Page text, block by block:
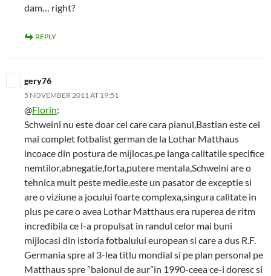
dam… right?
REPLY
gery76
5 NOVEMBER 2011 AT 19:51
@Florin:
Schweini nu este doar cel care cara pianul,Bastian este cel
mai complet fotbalist german de la Lothar Matthaus
incoace din postura de mijlocas,pe langa calitatile specifice
nemtilor,abnegatie,forta,putere mentala,Schweini are o
tehnica mult peste medie,este un pasator de exceptie si
are o viziune a jocului foarte complexa,singura calitate in
plus pe care o avea Lothar Matthaus era ruperea de ritm
incredibila ce l-a propulsat in randul celor mai buni
mijlocasi din istoria fotbalului european si care a dus R.F.
Germania spre al 3-lea titlu mondial si pe plan personal pe
Matthaus spre ”balonul de aur”in 1990-ceea ce-i doresc si